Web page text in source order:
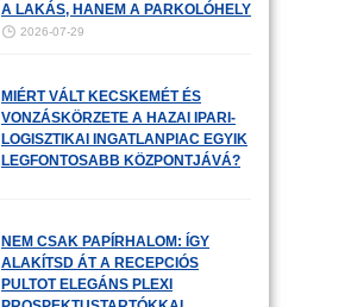
A LAKÁS, HANEM A PARKOLÓHELY
2026-07-29
MIÉRT VÁLT KECSKEMÉT ÉS
VONZÁSKÖRZETE A HAZAI IPARI-
LOGISZTIKAI INGATLANPIAC EGYIK
LEGFONTOSABB KÖZPONTJÁVÁ?
NEM CSAK PAPÍRHALOM: ÍGY
ALAKÍTSD ÁT A RECEPCIÓS
PULTOT ELEGÁNS PLEXI